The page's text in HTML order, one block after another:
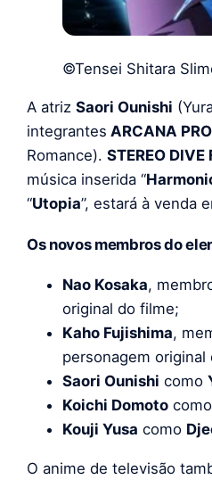
©Tensei Shitara
A atriz Saori Ounishi
integrantes ARCANA
Romance). STEREO DIVE
música inserida “
“Utopia”, estará à venda
Os novos membros do
Nao Kosaka,
original do filme;
Kaho Fujishima,
personagem original
Saori Ounishi como
Koichi Domoto como
Kouji Yusa como
O anime de televisão